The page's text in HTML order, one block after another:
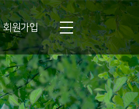
회원가입